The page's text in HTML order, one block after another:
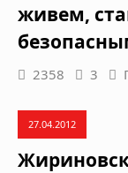
живем,
2358 3
27.04.2012